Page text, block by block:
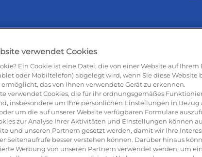
AntipastiPizzaPasta & aufläufe
verwendet Cookies
Ein Cookie ist eine Datei, die von einer Website auf Ihrem
oder Mobiltelefon) abgelegt wird, wenn Sie diese Website
das von Ihnen verwendete Gerät zu erkennen.
verwendet Cookies, die für ihr ordnungsgemäßes
insbesondere um Ihre persönlichen Einstellungen in Bezug
um die auf unserer Website verfügbaren Formulare
zur Analyse Ihrer Aktivitäten und Einstellungen können
und unseren Partnern gesetzt werden, damit wir Ihre
Seitenaufrufe besser verstehen können. Darüber hinaus
Werbung von unseren Partnern verwendet werden, um